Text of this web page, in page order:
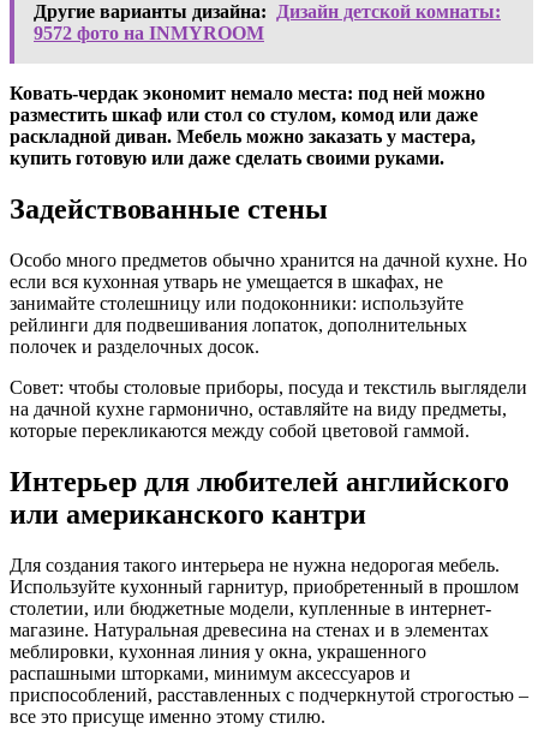
Другие варианты дизайна: Дизайн детской комнаты:
9572 фото на INMYROOM
Ковать-чердак экономит немало места: под ней можно
разместить шкаф или стол со стулом, комод или даже
раскладной диван. Мебель можно заказать у мастера,
купить готовую или даже сделать своими руками.
Задействованные стены
Особо много предметов обычно хранится на дачной кухне. Но
если вся кухонная утварь не умещается в шкафах, не
занимайте столешницу или подоконники: используйте
рейлинги для подвешивания лопаток, дополнительных
полочек и разделочных досок.
Совет: чтобы столовые приборы, посуда и текстиль выглядели
на дачной кухне гармонично, оставляйте на виду предметы,
которые перекликаются между собой цветовой гаммой.
Интерьер для любителей английского
или американского кантри
Для создания такого интерьера не нужна недорогая мебель.
Используйте кухонный гарнитур, приобретенный в прошлом
столетии, или бюджетные модели, купленные в интернет-
магазине. Натуральная древесина на стенах и в элементах
меблировки, кухонная линия у окна, украшенного
распашными шторками, минимум аксессуаров и
приспособлений, расставленных с подчеркнутой строгостью –
все это присуще именно этому стилю.